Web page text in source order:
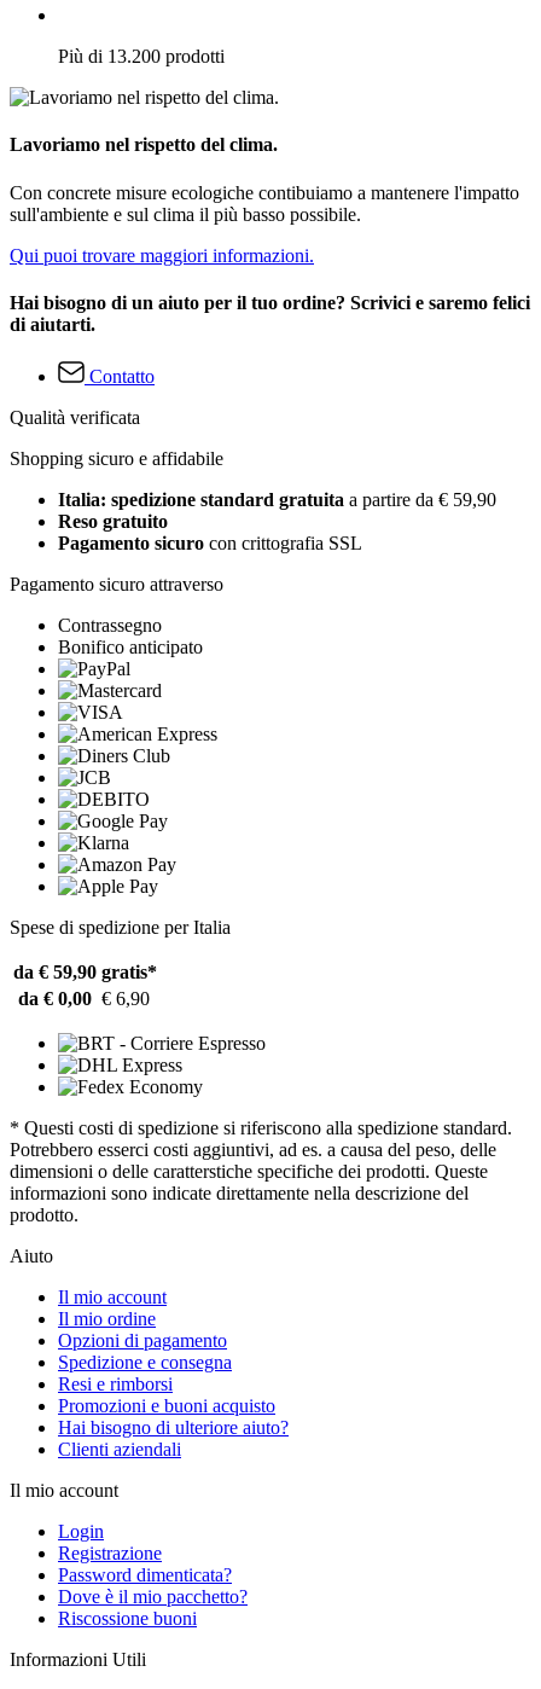
Più di 13.200 prodotti
Lavoriamo nel rispetto del clima.
Con concrete misure ecologiche contibuiamo a mantenere l'impatto
sull'ambiente e sul clima il più basso possibile.
Qui puoi trovare maggiori informazioni.
Hai bisogno di un aiuto per il tuo ordine? Scrivici e saremo felici
di aiutarti.
Contatto
Qualità verificata
Shopping sicuro e affidabile
Italia: spedizione standard gratuita a partire da € 59,90
Reso gratuito
Pagamento sicuro con crittografia SSL
Pagamento sicuro attraverso
Contrassegno
Bonifico anticipato
Spese di spedizione per Italia
da € 59,90 gratis*
da € 0,00 € 6,90
* Questi costi di spedizione si riferiscono alla spedizione standard.
Potrebbero esserci costi aggiuntivi, ad es. a causa del peso, delle
dimensioni o delle caratterstiche specifiche dei prodotti. Queste
informazioni sono indicate direttamente nella descrizione del
prodotto.
Aiuto
Il mio account
Il mio ordine
Opzioni di pagamento
Spedizione e consegna
Resi e rimborsi
Promozioni e buoni acquisto
Hai bisogno di ulteriore aiuto?
Clienti aziendali
Il mio account
Login
Registrazione
Password dimenticata?
Dove è il mio pacchetto?
Riscossione buoni
Informazioni Utili